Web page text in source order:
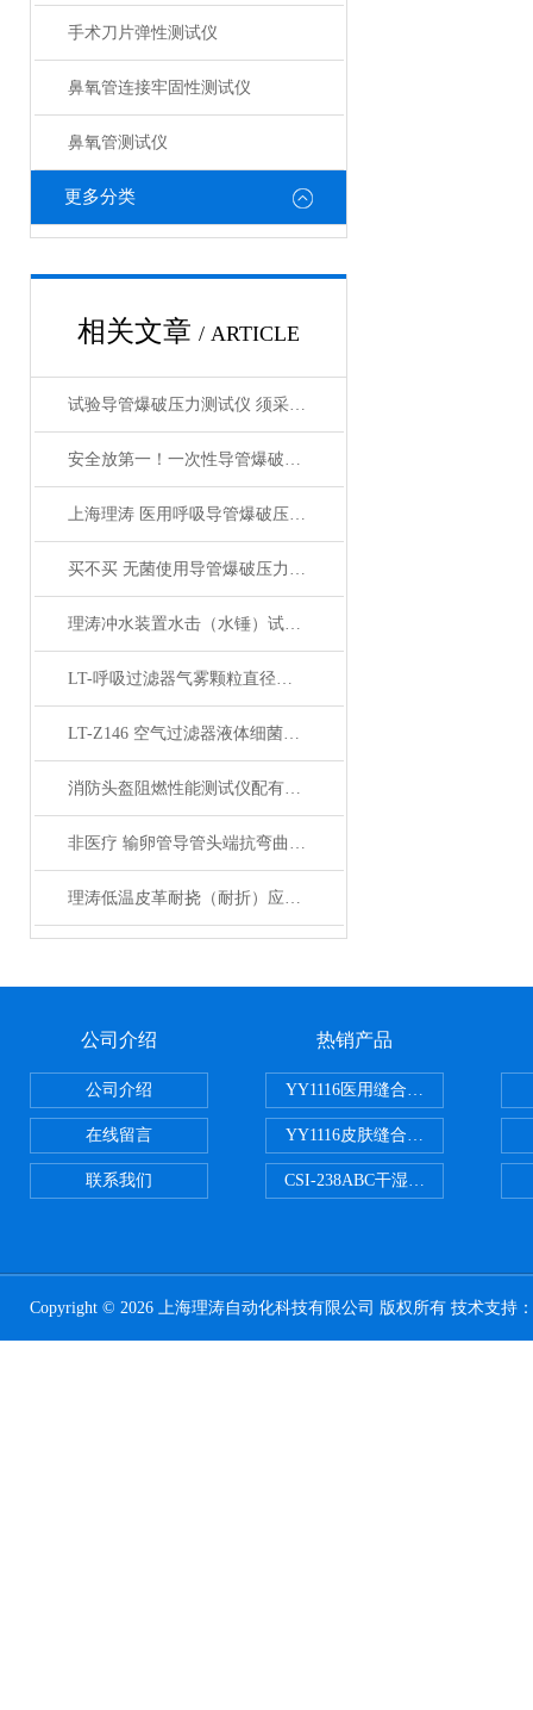
手术刀片弹性测试仪
鼻氧管连接牢固性测试仪
鼻氧管测试仪
更多分类
相关文章 / ARTICLE
试验导管爆破压力测试仪 须采取预防措施和安全防范措施
安全放第一！一次性导管爆破压力测试仪 操作注意事项！
上海理涛 医用呼吸导管爆破压力测试仪 压力范围是多少？
买不买 无菌使用导管爆破压力测试仪 看完这篇再决定！上海理涛！
理涛冲水装置水击（水锤）试验机分析标准
LT-呼吸过滤器气雾颗粒直径测试仪 电子式流量调节 自动控制
LT-Z146 空气过滤器液体细菌截留测试仪 相关知识普及
消防头盔阻燃性能测试仪配有什么技术参数？买人类高质量仪器就来上海理涛
非医疗 输卵管导管头端抗弯曲性能测试仪 仪器性能介绍
理涛低温皮革耐挠（耐折）应用设计 行业论文
公司介绍
公司介绍
在线留言
联系我们
热销产品
YY1116医用缝合线线径试验仪
YY1116皮肤缝合线线径测量仪
CSI-238ABC干湿电动摩擦色牢度
Copyright © 2026 上海理涛自动化科技有限公司 版权所有 技术支持：